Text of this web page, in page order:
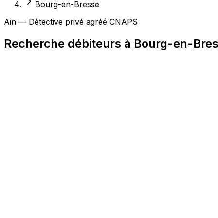
Bourg-en-Bresse
Ain — Détective privé agréé CNAPS
Recherche débiteurs à Bourg-en-